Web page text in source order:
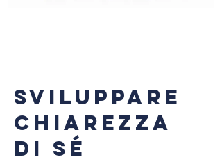
SVILUPPARE
CHIAREZZA
DI SÉ